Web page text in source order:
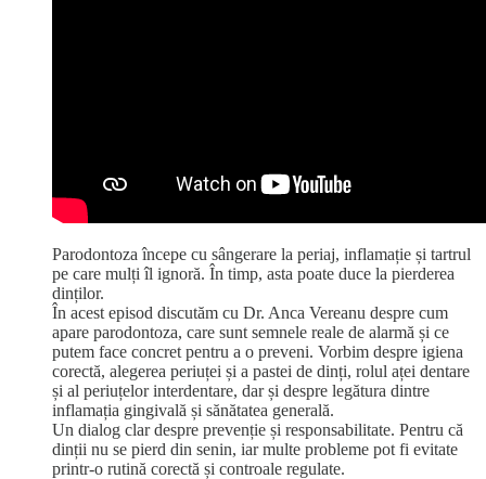
Parodontoza începe cu sângerare la periaj, inflamație și tartrul
pe care mulți îl ignoră. În timp, asta poate duce la pierderea
dinților.
În acest episod discutăm cu Dr. Anca Vereanu despre cum
apare parodontoza, care sunt semnele reale de alarmă și ce
putem face concret pentru a o preveni. Vorbim despre igiena
corectă, alegerea periuței și a pastei de dinți, rolul aței dentare
și al periuțelor interdentare, dar și despre legătura dintre
inflamația gingivală și sănătatea generală.
Un dialog clar despre prevenție și responsabilitate. Pentru că
dinții nu se pierd din senin, iar multe probleme pot fi evitate
printr-o rutină corectă și controale regulate.